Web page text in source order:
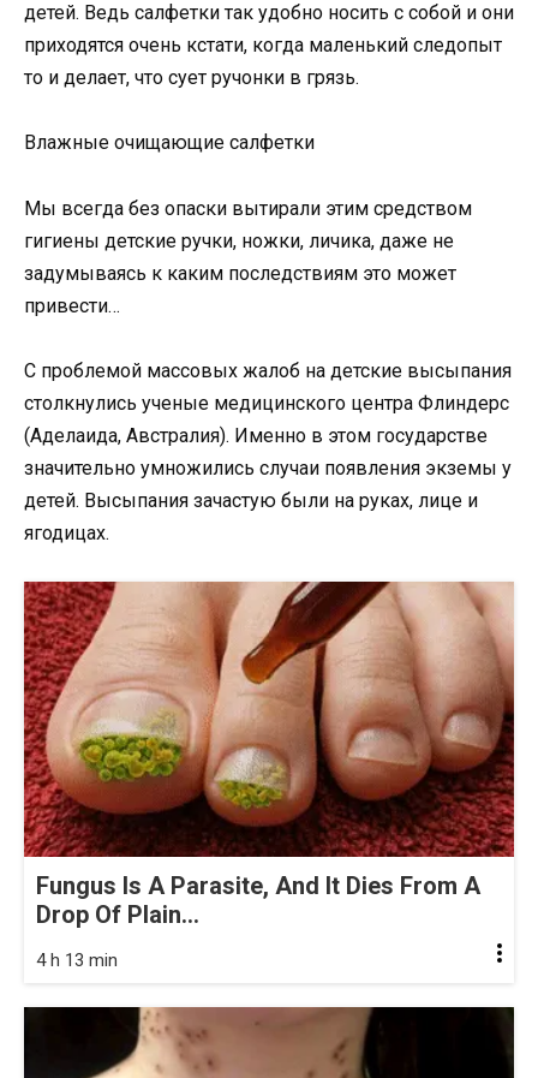
детей. Ведь салфетки так удобно носить с собой и они
приходятся очень кстати, когда маленький следопыт
то и делает, что сует ручонки в грязь.
Влажные очищающие салфетки
Мы всегда без опаски вытирали этим средством
гигиены детские ручки, ножки, личика, даже не
задумываясь к каким последствиям это может
привести…
С проблемой массовых жалоб на детские высыпания
столкнулись ученые медицинского центра Флиндерс
(Аделаида, Австралия). Именно в этом государстве
значительно умножились случаи появления экземы у
детей. Высыпания зачастую были на руках, лице и
ягодицах.
Fungus Is A Parasite, And It Dies From A
Drop Of Plain...
4 h 13 min